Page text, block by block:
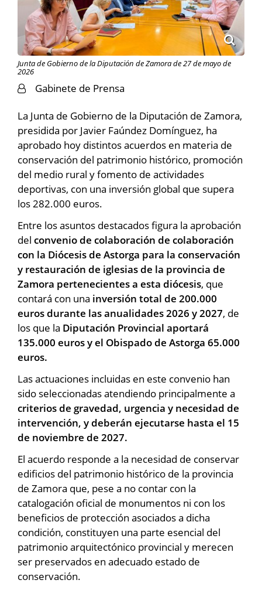
Junta de Gobierno de la Diputación de Zamora de 27 de mayo de
2026
Gabinete de Prensa
La Junta de Gobierno de la Diputación de Zamora,
presidida por Javier Faúndez Domínguez, ha
aprobado hoy distintos acuerdos en materia de
conservación del patrimonio histórico, promoción
del medio rural y fomento de actividades
deportivas, con una inversión global que supera
los 282.000 euros.
Entre los asuntos destacados figura la aprobación
del convenio de colaboración de colaboración
con la Diócesis de Astorga para la conservación
y restauración de iglesias de la provincia de
Zamora pertenecientes a esta diócesis, que
contará con una inversión total de 200.000
euros durante las anualidades 2026 y 2027, de
los que la Diputación Provincial aportará
135.000 euros y el Obispado de Astorga 65.000
euros.
Las actuaciones incluidas en este convenio han
sido seleccionadas atendiendo principalmente a
criterios de gravedad, urgencia y necesidad de
intervención, y deberán ejecutarse hasta el 15
de noviembre de 2027.
El acuerdo responde a la necesidad de conservar
edificios del patrimonio histórico de la provincia
de Zamora que, pese a no contar con la
catalogación oficial de monumentos ni con los
beneficios de protección asociados a dicha
condición, constituyen una parte esencial del
patrimonio arquitectónico provincial y merecen
ser preservados en adecuado estado de
conservación.